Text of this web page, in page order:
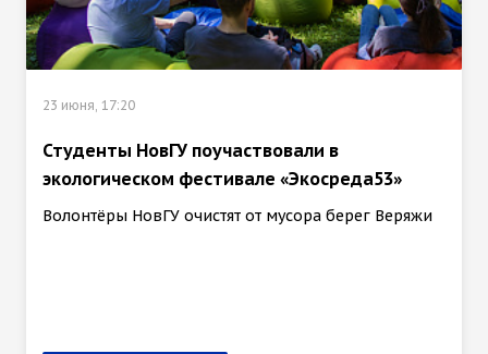
23 июня, 17:20
Студенты НовГУ поучаствовали в
экологическом фестивале «Экосреда53»
Волонтёры НовГУ очистят от мусора берег Веряжи